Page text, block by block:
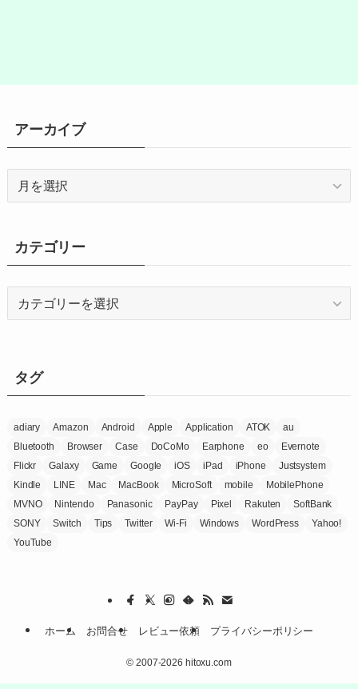
アーカイブ
ブ
カテゴリー
ータグ
adiary Amazon Android Apple Application ATOK
au
Bluetooth
Browser Case DoCoMo Earphone eo
Evernote
Flickr
Galaxy Game Google iOS iPad iPhone
Justsystem
Kindle
LINE Mac MacBook MicroSoft mobile
MobilePhone
MVNO
Nintendo Panasonic PayPay Pixel Rakuten
SoftBank
SONY
Switch Tips Twitter Wi-Fi Windows WordPress
Yahoo!
YouTube
ホーム お問合せ レビュー依頼 プライバシーポリシー
© 2007-2026 hitoxu.com